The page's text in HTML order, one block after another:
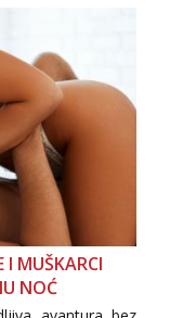
I MUŠKARCI
NOĆ